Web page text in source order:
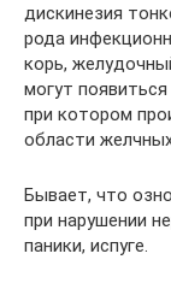
дискинезия
рода
корь,
могут
при котором
области
Бывает, что
при нарушении
паники, испуге.